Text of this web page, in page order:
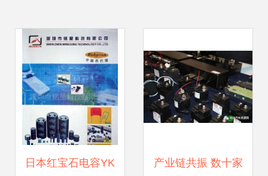
日本红宝石电容YK 产业链共振 数十家